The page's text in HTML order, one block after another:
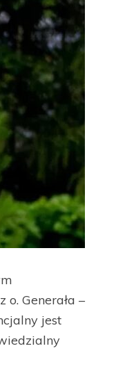
Generała –
jest